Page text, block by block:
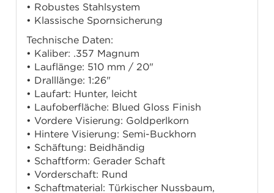
• Robustes Stahlsystem
• Klassische Spornsicherung
Technische Daten:
• Kaliber: .357 Magnum
• Lauflänge: 510 mm / 20"
• Dralllänge: 1:26"
• Laufart: Hunter, leicht
• Laufoberfläche: Blued Gloss Finish
• Vordere Visierung: Goldperlkorn
• Hintere Visierung: Semi-Buckhorn
• Schäftung: Beidhändig
• Schaftform: Gerader Schaft
• Vorderschaft: Rund
• Schaftmaterial: Türkischer Nussbaum,